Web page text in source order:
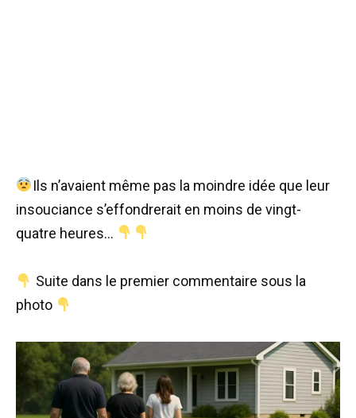
Ils n’avaient même pas la moindre idée que leur
insouciance s’effondrerait en moins de vingt-
quatre heures…
Suite dans le premier commentaire sous la
photo